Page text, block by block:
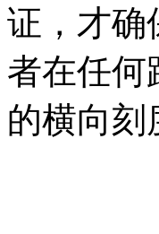
证，才确
者在任何
的横向刻